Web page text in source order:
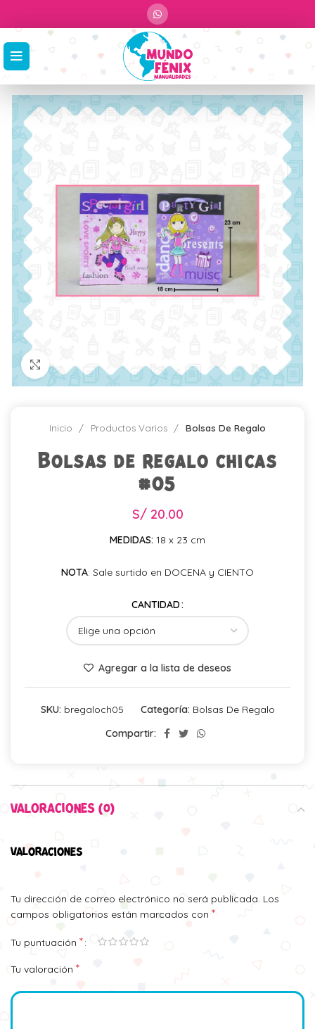
Click para agrandar
Inicio Productos Varios Bolsas De Regalo
Bolsas de regalo chicas
#05
S/20.00
MEDIDAS: 18 x 23 cm
NOTA: Sale surtido en DOCENA y CIENTO
CANTIDAD
Agregar a la lista de deseos
SKU: bregaloch05 Categoría: Bolsas De Regalo
Compartir:
VALORACIONES (0)
VALORACIONES
Tu dirección de correo electrónico no será publicada. Los
campos obligatorios están marcados con *
Tu puntuación *
Tu valoración *